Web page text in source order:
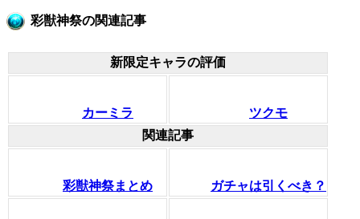
彩獣神祭の関連記事
新限定キャラの評価
カーミラ
ツクモ
関連記事
彩獣神祭まとめ ガチャは引くべき？